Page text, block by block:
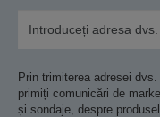
Prin trimiterea adresei
primiți comunicări de
și sondaje, despre